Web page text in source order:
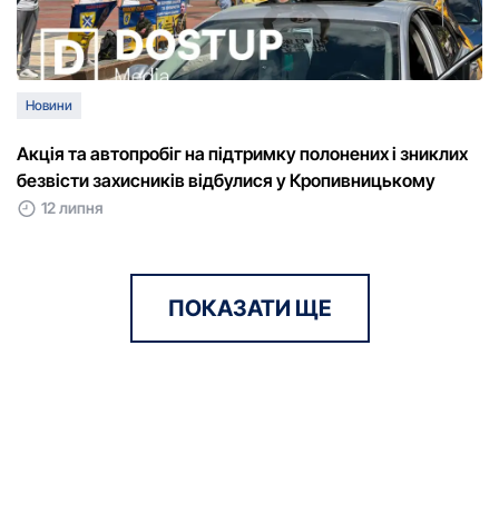
Новини
Акція та автопробіг на підтримку полонених і зниклих
безвісти захисників відбулися у Кропивницькому
12 липня
ПОКАЗАТИ ЩЕ